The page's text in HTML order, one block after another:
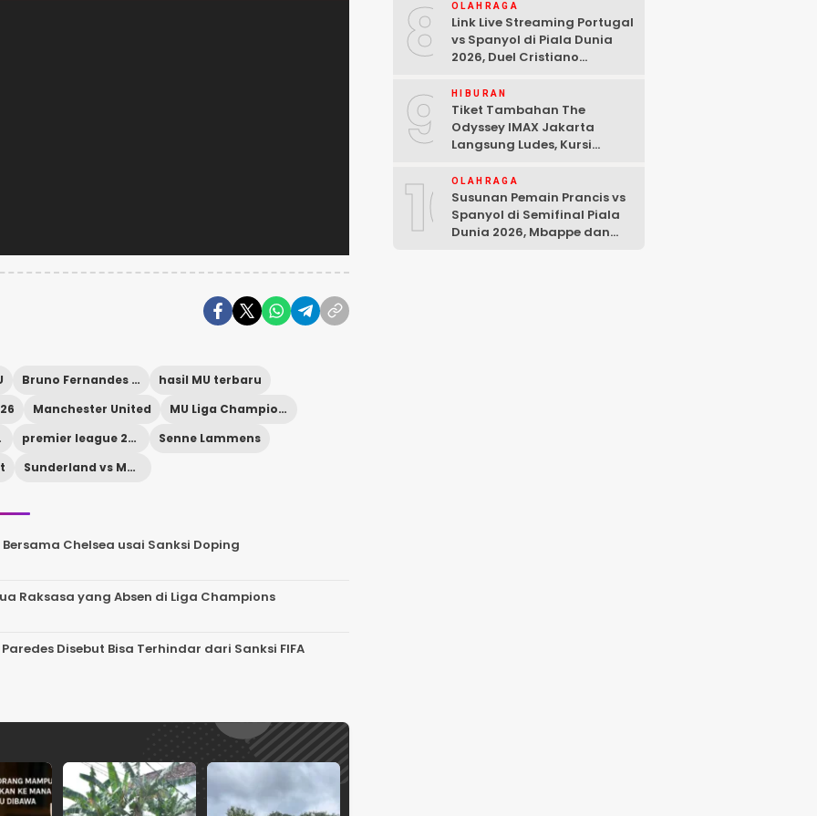
Bruno Fernandes MU
hasil MU terbaru
Manchester United
MU Liga Champions
premier league 2026
Senne Lammens
Sunderland vs Manchester United
Chelsea usai Sanksi Doping
Raksasa yang Absen di Liga Champions
Disebut Bisa Terhindar dari Sanksi FIFA
8 OLAHRAGA
Link Live Streaming Portugal
vs Spanyol di Piala Dunia
2026, Duel Cristiano
9 HIBURAN
Tiket Tambahan The
Odyssey IMAX Jakarta
Langsung Ludes, Kursi
10OLAHRAGA
Susunan Pemain Prancis vs
Spanyol di Semifinal Piala
Dunia 2026, Mbappe dan